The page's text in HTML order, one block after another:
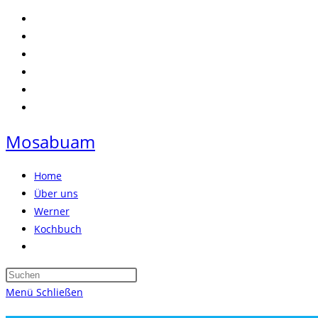
Zum
Inhalt
springen
Mosabuam
Home
Über uns
Werner
Kochbuch
umschalten
Press
Menü Schließen